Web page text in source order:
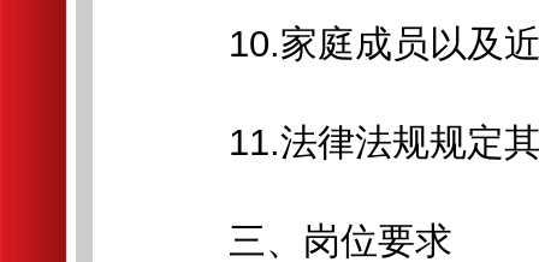
10.家庭成员以及近
11.法律法规规定其
三、岗位要求